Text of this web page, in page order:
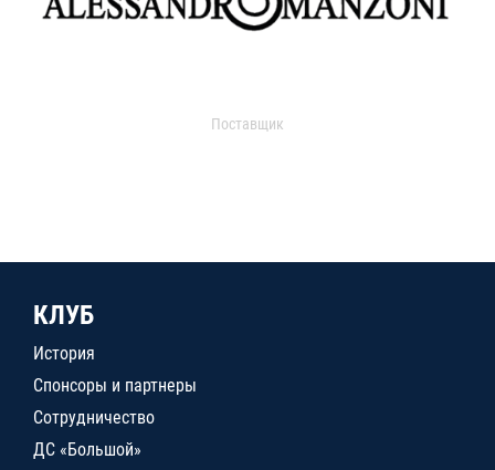
Поставщик
КЛУБ
История
Спонсоры и партнеры
Сотрудничество
ДС «Большой»